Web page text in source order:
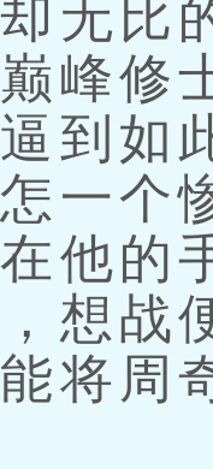
无比
峰修
到如
一个
他的
想战
将周